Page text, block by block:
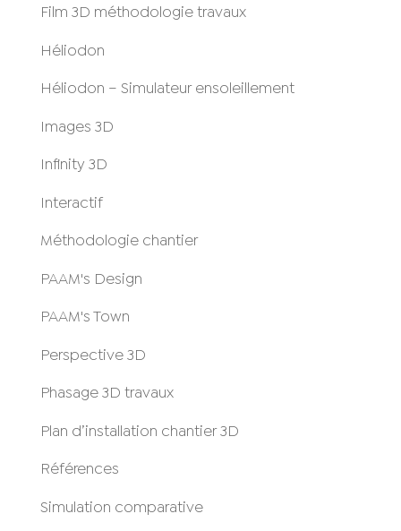
Film 3D méthodologie travaux
Héliodon
Héliodon – Simulateur ensoleillement
Images 3D
Infinity 3D
Interactif
Méthodologie chantier
PAAM's Design
PAAM's Town
Perspective 3D
Phasage 3D travaux
Plan d’installation chantier 3D
Références
Simulation comparative